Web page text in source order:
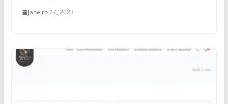
janeiro 27, 2023